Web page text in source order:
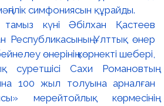
күні Әбілхан Қастеев
Республикасының Ұлттық өнер
өнерінің көрнекті шебері,
суретшісі Сахи Романовтың
100 жыл толуына арналған
мерейтойлық көрмесінің